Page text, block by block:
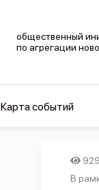
общественный
по агрегации
Карта событий
В